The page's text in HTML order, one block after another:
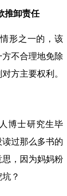
推卸责任
形之一的，该
不合理地免除
方主要权利。
博士研究生毕
过那么多书的
思，因为妈妈粉
？